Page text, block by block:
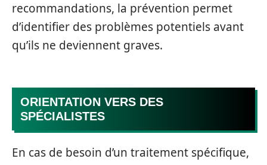
recommandations, la prévention permet
d’identifier des problèmes potentiels avant
qu’ils ne deviennent graves.
ORIENTATION VERS DES
SPÉCIALISTES
En cas de besoin d’un traitement spécifique,